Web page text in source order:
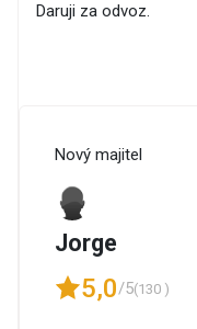
Daruji za odvoz.
Nový majitel
Jorge
5,0/5(130 )